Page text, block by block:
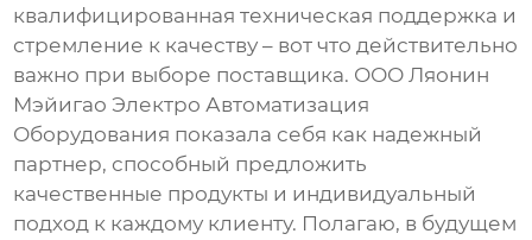
квалифицированная техническая поддержка и
стремление к качеству – вот что действительно
важно при выборе поставщика. ООО Ляонин
Мэйигао Электро Автоматизация
Оборудования показала себя как надежный
партнер, способный предложить
качественные продукты и индивидуальный
подход к каждому клиенту. Полагаю, в будущем